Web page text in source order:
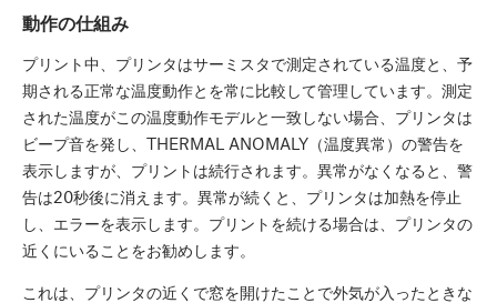
動作の仕組み
プリント中、プリンタはサーミスタで測定されている温度と、予
期される正常な温度動作とを常に比較して管理しています。測定
された温度がこの温度動作モデルと一致しない場合、プリンタは
ビープ音を発し、THERMAL ANOMALY（温度異常）の警告を
表示しますが、プリントは続行されます。異常がなくなると、警
告は20秒後に消えます。異常が続くと、プリンタは加熱を停止
し、エラーを表示します。プリントを続ける場合は、プリンタの
近くにいることをお勧めします。
これは、プリンタの近くで窓を開けたことで外気が入ったときな